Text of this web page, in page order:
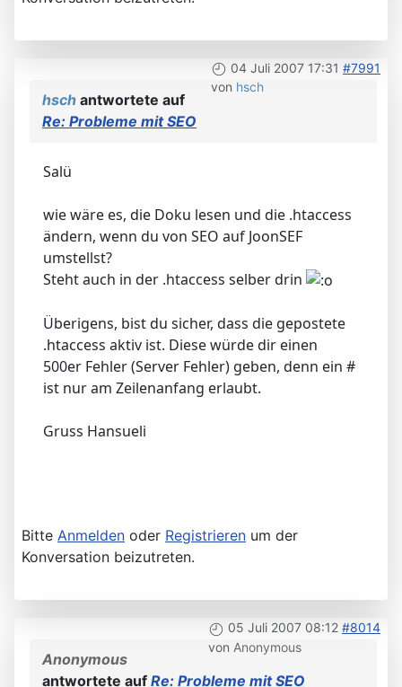
04 Juli 2007 17:31 #7991
von hsch
hsch antwortete auf
Re: Probleme mit SEO
Salü
wie wäre es, die Doku lesen und die .htaccess
ändern, wenn du von SEO auf JoonSEF
umstellst?
Steht auch in der .htaccess selber drin
Überigens, bist du sicher, dass die gepostete
.htaccess aktiv ist. Diese würde dir einen
500er Fehler (Server Fehler) geben, denn ein #
ist nur am Zeilenanfang erlaubt.
Gruss Hansueli
Bitte Anmelden oder Registrieren um der
Konversation beizutreten.
05 Juli 2007 08:12 #8014
von Anonymous
Anonymous
antwortete auf Re: Probleme mit SEO